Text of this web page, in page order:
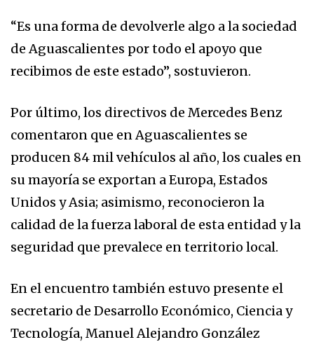
“Es una forma de devolverle algo a la sociedad
de Aguascalientes por todo el apoyo que
recibimos de este estado”, sostuvieron.
Por último, los directivos de Mercedes Benz
comentaron que en Aguascalientes se
producen 84 mil vehículos al año, los cuales en
su mayoría se exportan a Europa, Estados
Unidos y Asia; asimismo, reconocieron la
calidad de la fuerza laboral de esta entidad y la
seguridad que prevalece en territorio local.
En el encuentro también estuvo presente el
secretario de Desarrollo Económico, Ciencia y
Tecnología, Manuel Alejandro González